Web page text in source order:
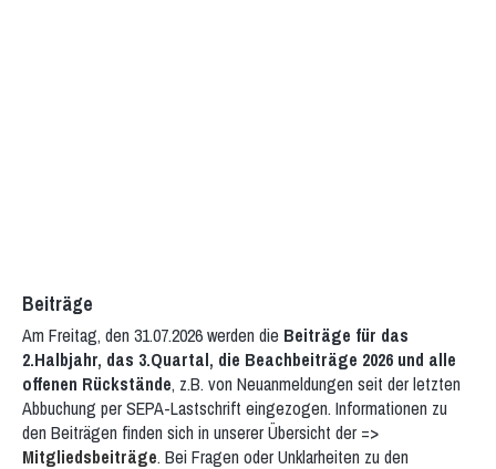
Beiträge
Am Freitag, den 31.07.2026 werden die Beiträge für das
2.Halbjahr, das 3.Quartal, die Beachbeiträge 2026 und alle
offenen Rückstände, z.B. von Neuanmeldungen seit der letzten
Abbuchung per SEPA-Lastschrift eingezogen. Informationen zu
den Beiträgen finden sich in unserer Übersicht der =>
Mitgliedsbeiträge. Bei Fragen oder Unklarheiten zu den